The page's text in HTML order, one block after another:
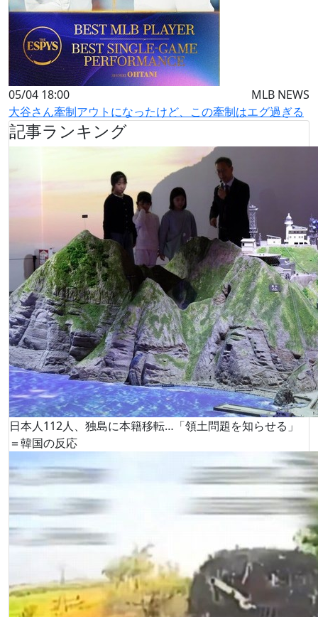
05/04 18:00
MLB NEWS
大谷さん牽制アウトになったけど、この牽制はエグ過ぎる
記事ランキング
日本人112人、独島に本籍移転…「領土問題を知らせる」
＝韓国の反応